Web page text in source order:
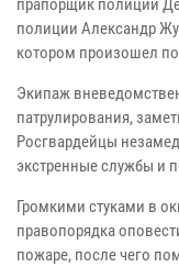
прапорщик полиции
полиции Александр
котором произошел
Экипаж
патрулирования,
Росгвардейцы
экстренные службы и
Громкими стуками в
правопорядка
пожаре, после чего